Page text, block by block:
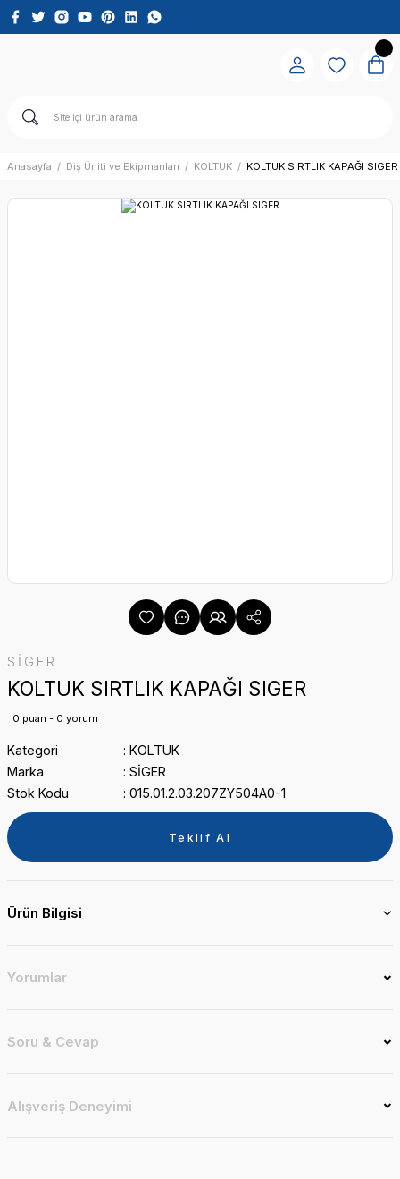
Anasayfa Diş Üniti ve Ekipmanları KOLTUK KOLTUK SIRTLIK KAPAĞI SIGER
SİGER
KOLTUK SIRTLIK KAPAĞI SIGER
0 puan - 0 yorum
Kategori
KOLTUK
Marka
SİGER
Stok Kodu
015.01.2.03.207ZY504A0-1
Teklif Al
Ürün Bilgisi
Yorumlar
Soru & Cevap
Alışveriş Deneyimi